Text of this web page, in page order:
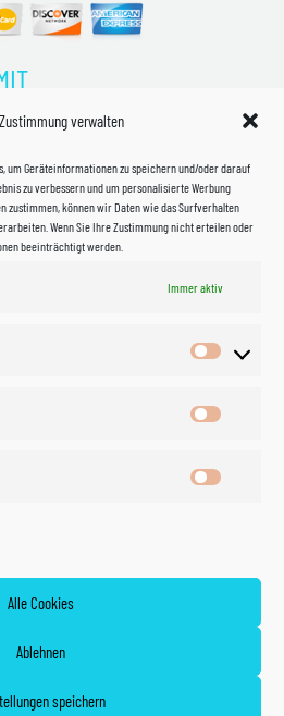
verwalten
um Geräteinformationen zu speichern und/oder darauf
zu verbessern und um personalisierte Werbung
zustimmen, können wir Daten wie das Surfverhalten
Wenn Sie Ihre Zustimmung nicht erteilen oder
beeinträchtigt werden.
Immer aktiv
Vorlieben
Alle Cookies
Ablehnen
speichern